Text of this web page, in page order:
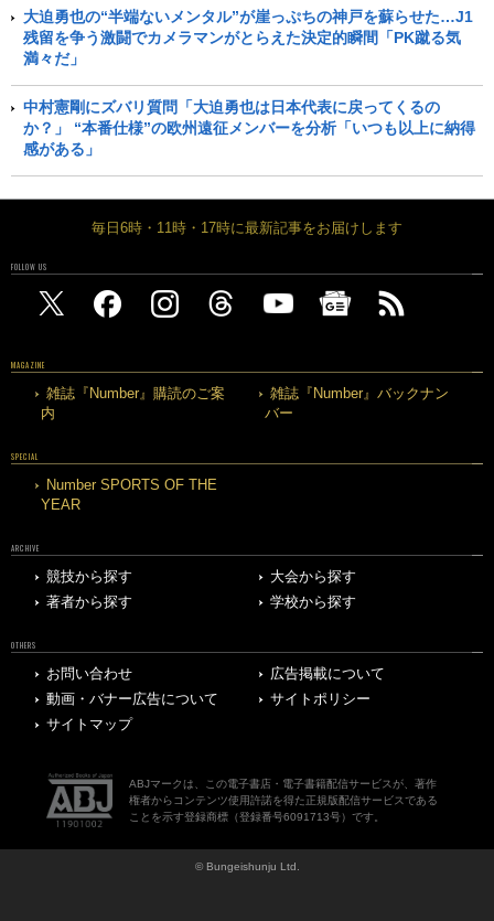
大迫勇也の“半端ないメンタル”が崖っぷちの神戸を蘇らせた…J1
残留を争う激闘でカメラマンがとらえた決定的瞬間「PK蹴る気
満々だ」
中村憲剛にズバリ質問「大迫勇也は日本代表に戻ってくるの
か？」 “本番仕様”の欧州遠征メンバーを分析「いつも以上に納得
感がある」
毎日6時・11時・17時に最新記事をお届けします
FOLLOW US
MAGAZINE
雑誌『Number』購読のご案
内
雑誌『Number』バックナン
バー
SPECIAL
Number SPORTS OF THE
YEAR
ARCHIVE
競技から探す
大会から探す
著者から探す
学校から探す
OTHERS
お問い合わせ
広告掲載について
動画・バナー広告について
サイトポリシー
サイトマップ
ABJマークは、この電子書店・電子書籍配信サービスが、著作
権者からコンテンツ使用許諾を得た正規版配信サービスである
ことを示す登録商標（登録番号6091713号）です。
© Bungeishunju Ltd.